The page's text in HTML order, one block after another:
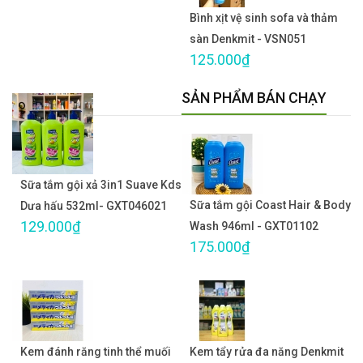
Bình xịt vệ sinh sofa và thảm
sàn Denkmit - VSN051
125.000₫
Sữa tắm gội xả 3in1 Suave Kds
Dưa hấu 532ml- GXT046021
129.000₫
SẢN PHẨM BÁN CHẠY
Sữa tắm gội Coast Hair & Body
Wash 946ml - GXT01102
175.000₫
Kem đánh răng tinh thể muối Kem tẩy rửa đa năng Denkmit